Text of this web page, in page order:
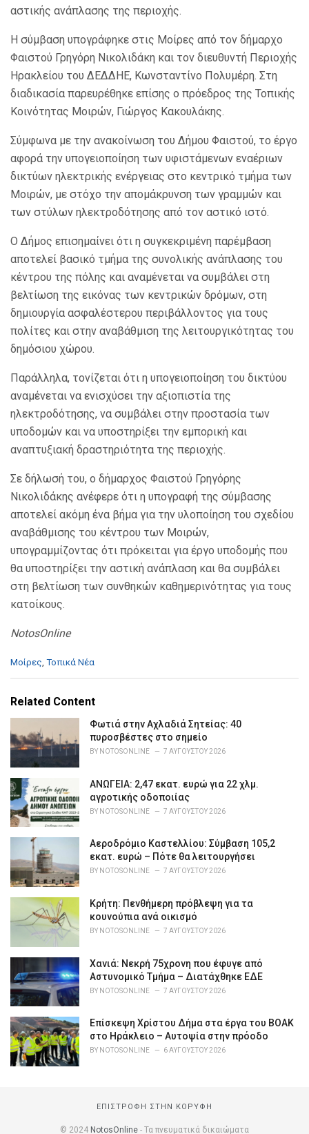
αστικής ανάπλασης της περιοχής.
Η σύμβαση υπογράφηκε στις Μοίρες από τον δήμαρχο
Φαιστού Γρηγόρη Νικολιδάκη και τον διευθυντή Περιοχής
Ηρακλείου του ΔΕΔΔΗΕ, Κωνσταντίνο Πολυμέρη. Στη
διαδικασία παρευρέθηκε επίσης ο πρόεδρος της Τοπικής
Κοινότητας Μοιρών, Γιώργος Κακουλάκης.
Σύμφωνα με την ανακοίνωση του Δήμου Φαιστού, το έργο
αφορά την υπογειοποίηση των υφιστάμενων εναέριων
δικτύων ηλεκτρικής ενέργειας στο κεντρικό τμήμα των
Μοιρών, με στόχο την απομάκρυνση των γραμμών και
των στύλων ηλεκτροδότησης από τον αστικό ιστό.
Ο Δήμος επισημαίνει ότι η συγκεκριμένη παρέμβαση
αποτελεί βασικό τμήμα της συνολικής ανάπλασης του
κέντρου της πόλης και αναμένεται να συμβάλει στη
βελτίωση της εικόνας των κεντρικών δρόμων, στη
δημιουργία ασφαλέστερου περιβάλλοντος για τους
πολίτες και στην αναβάθμιση της λειτουργικότητας του
δημόσιου χώρου.
Παράλληλα, τονίζεται ότι η υπογειοποίηση του δικτύου
αναμένεται να ενισχύσει την αξιοπιστία της
ηλεκτροδότησης, να συμβάλει στην προστασία των
υποδομών και να υποστηρίξει την εμπορική και
αναπτυξιακή δραστηριότητα της περιοχής.
Σε δήλωσή του, ο δήμαρχος Φαιστού Γρηγόρης
Νικολιδάκης ανέφερε ότι η υπογραφή της σύμβασης
αποτελεί ακόμη ένα βήμα για την υλοποίηση του σχεδίου
αναβάθμισης του κέντρου των Μοιρών,
υπογραμμίζοντας ότι πρόκειται για έργο υποδομής που
θα υποστηρίξει την αστική ανάπλαση και θα συμβάλει
στη βελτίωση των συνθηκών καθημερινότητας για τους
κατοίκους.
NotosOnline
C
e
r
i
:
Μοίρες Τοπικά Νέα
Related Content
Φωτιά στην Αχλαδιά Σητείας: 40
πυροσβέστες στο σημείο
BY NOTOSONLINE 7 ΑΥΓΟΎΣΤΟΥ 2026
ΑΝΩΓΕΙΑ: 2,47 εκατ. ευρώ για 22 χλμ.
αγροτικής οδοποιίας
BY NOTOSONLINE 7 ΑΥΓΟΎΣΤΟΥ 2026
Αεροδρόμιο Καστελλίου: Σύμβαση 105,2
εκατ. ευρώ – Πότε θα λειτουργήσει
BY NOTOSONLINE 7 ΑΥΓΟΎΣΤΟΥ 2026
Κρήτη: Πενθήμερη πρόβλεψη για τα
κουνούπια ανά οικισμό
BY NOTOSONLINE 7 ΑΥΓΟΎΣΤΟΥ 2026
Χανιά: Νεκρή 75χρονη που έφυγε από
Αστυνομικό Τμήμα – Διατάχθηκε ΕΔΕ
BY NOTOSONLINE 7 ΑΥΓΟΎΣΤΟΥ 2026
Επίσκεψη Χρίστου Δήμα στα έργα του ΒΟΑΚ
στο Ηράκλειο – Αυτοψία στην πρόοδο
BY NOTOSONLINE 6 ΑΥΓΟΎΣΤΟΥ 2026
ΕΠΙΣΤΡΟΦΉ ΣΤΗΝ ΚΟΡΥΦΉ
© 2024 NotosOnline - Τα πνευματικά δικαιώματα